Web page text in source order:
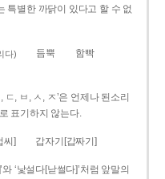
특별한 까닭이 있다고 할 수 없
다) 듬뿍
함빡
ㄷ, ㅂ, ㅅ, ㅈ’은 언제나 된소리
표기하지 않는다.
씨] 갑자기[갑짜기]
‘낯설다[낟썰다]’처럼 앞말의